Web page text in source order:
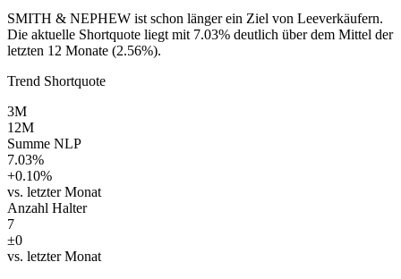
SMITH & NEPHEW ist schon länger ein Ziel von Leeverkäufern.
Die aktuelle Shortquote liegt mit 7.03% deutlich über dem Mittel der
letzten 12 Monate (2.56%).
Trend Shortquote
3M
12M
Summe NLP
7.03%
+0.10%
vs. letzter Monat
Anzahl Halter
7
±0
vs. letzter Monat